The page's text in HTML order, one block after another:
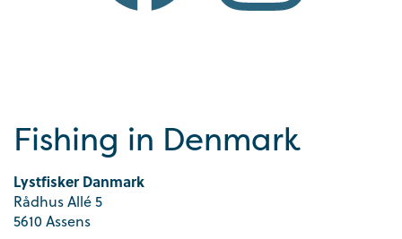
Fishing in Denmark
Lystfisker Danmark
Rådhus Allé 5
5610 Assens